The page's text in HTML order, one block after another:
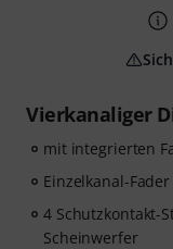
Vierkanaliger
mit integrierten
Einzelkanal-
4 Schutzkontakt-
Scheinwerfer